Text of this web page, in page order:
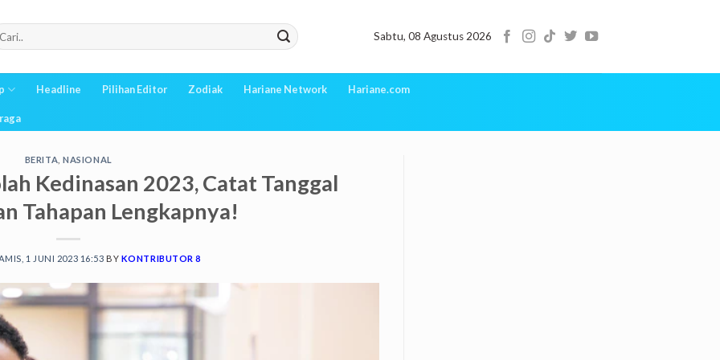
Sabtu, 08 Agustus 2026
Headline Pilihan Editor Zodiak Hariane Network Hariane.com
BERITA ,NASIONAL
Kedinasan 2023, Catat Tanggal
Tahapan Lengkapnya!
1 JUNI 2023 16:53 BY KONTRIBUTOR 8